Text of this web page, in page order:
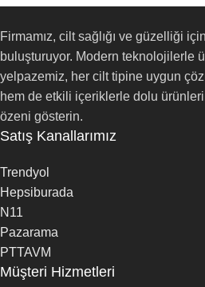
Firmamız, cilt sağlığı ve güzelliği
buluşturuyor. Modern teknolojilerle
yelpazemiz, her cilt tipine uygun
hem de etkili içeriklerle dolu
özeni gösterin.
Satış Kanallarımız
Trendyol
Hepsiburada
N11
Pazarama
PTTAVM
Müşteri Hizmetleri